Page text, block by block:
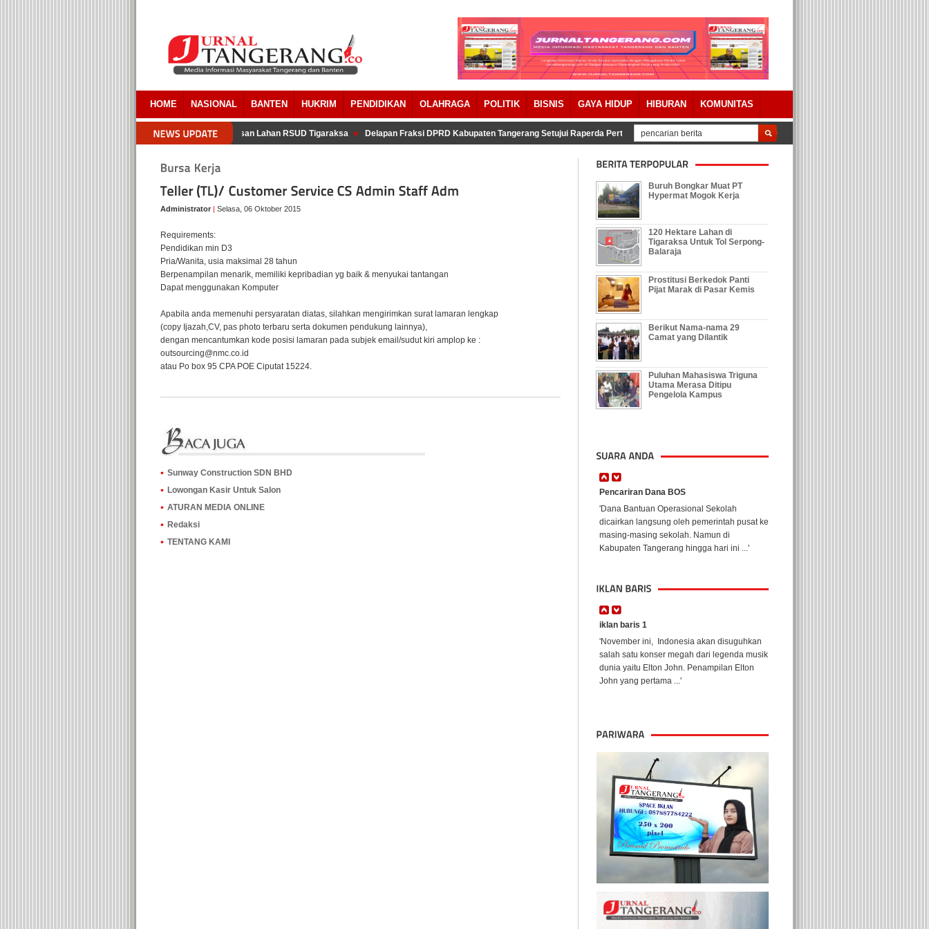
HOME NASIONAL BANTEN HUKRIM PENDIDIKAN OLAHRAGA POLITIK BISNIS GAYA HIDUP HIBURAN KOMUNITAS
Pemkab Tangerang Akui Ada Overlapping Pada Pembebasan Lahan RSUD Tigaraksa Delapan Fraksi DPRD Kabupaten Tangerang Setujui Raperda Pertanggungjawaban APBD 2023 Dengan Catatan
Administrator | Selasa, 06 Oktober 2015
Requirements:
Pendidikan min D3
Pria/Wanita, usia maksimal 28 tahun
Berpenampilan menarik, memiliki kepribadian yg baik & menyukai tantangan
Dapat menggunakan Komputer
Apabila anda memenuhi persyaratan diatas, silahkan mengirimkan surat lamaran lengkap
(copy Ijazah,CV, pas photo terbaru serta dokumen pendukung lainnya),
dengan mencantumkan kode posisi lamaran pada subjek email/sudut kiri amplop ke :
outsourcing@nmc.co.id
atau Po box 95 CPA POE Ciputat 15224.
Sunway Construction SDN BHD
Lowongan Kasir Untuk Salon
ATURAN MEDIA ONLINE
Redaksi
TENTANG KAMI
Buruh Bongkar Muat PT
Hypermat Mogok Kerja
120 Hektare Lahan di
Tigaraksa Untuk Tol Serpong-
Balaraja
Prostitusi Berkedok Panti
Pijat Marak di Pasar Kemis
Berikut Nama-nama 29
Camat yang Dilantik
Puluhan Mahasiswa Triguna
Utama Merasa Ditipu
Pengelola Kampus
Pencariran Dana BOS
'Dana Bantuan Operasional Sekolah
dicairkan langsung oleh pemerintah pusat ke
masing-masing sekolah. Namun di
Kabupaten Tangerang hingga hari ini ...'
iklan baris 1
'November ini, Indonesia akan disuguhkan
salah satu konser megah dari legenda musik
dunia yaitu Elton John. Penampilan Elton
John yang pertama ...'